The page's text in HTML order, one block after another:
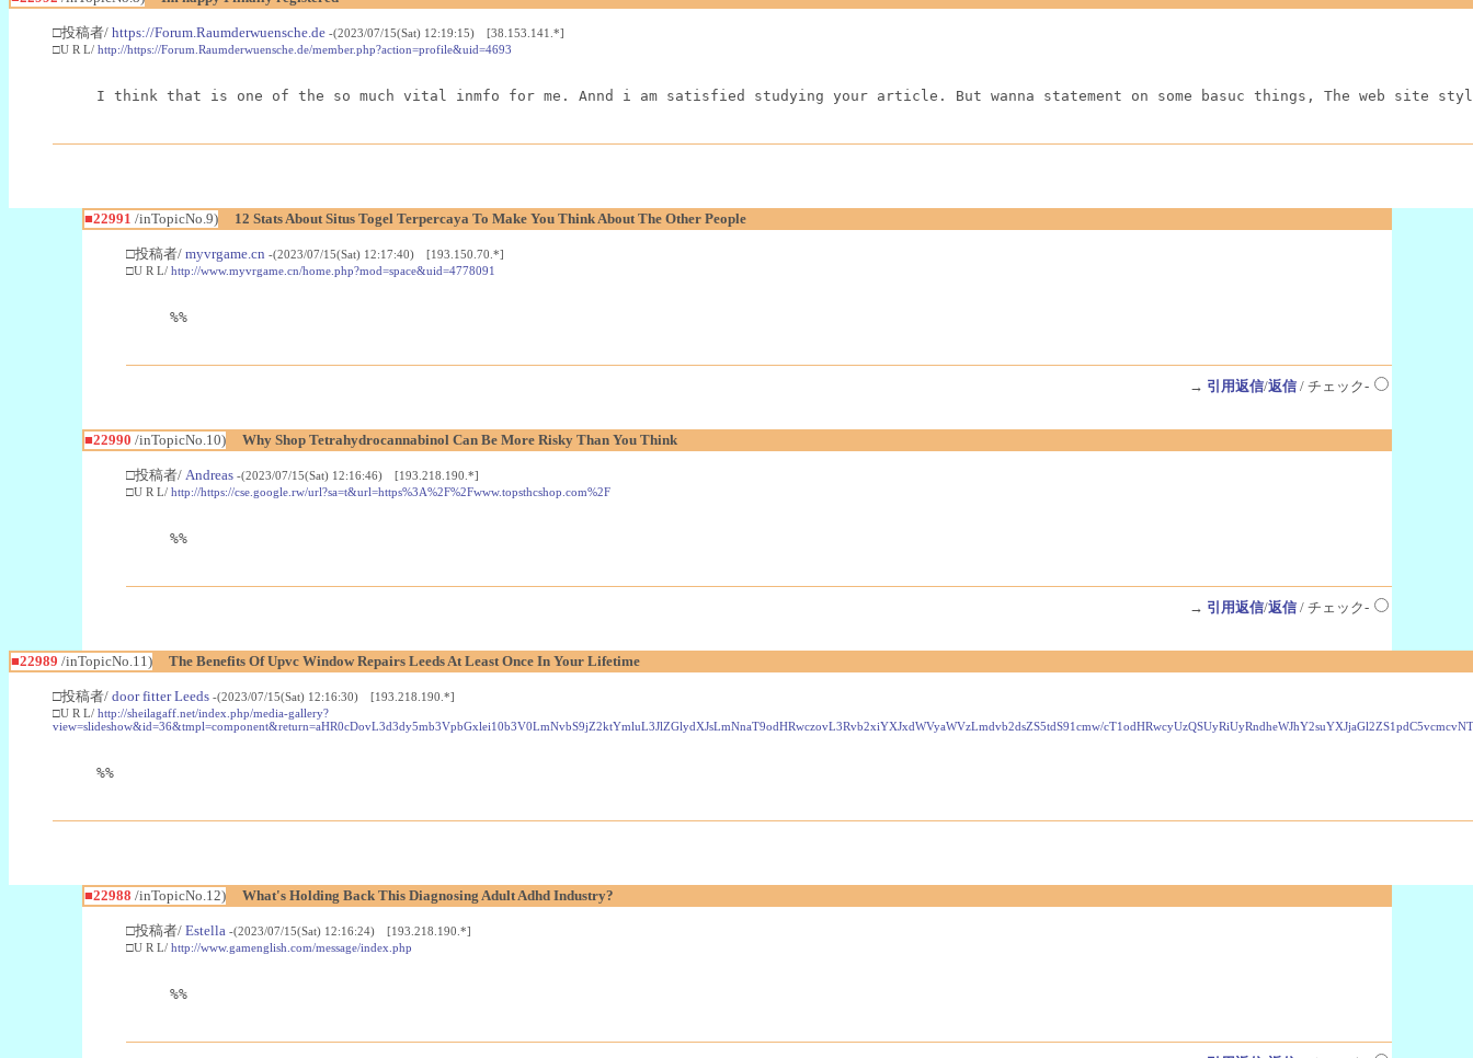
□投稿者/ https://Forum.Raumderwuensche.de -(2023/07/15(Sat) 12:19:15) [38.153.141.*]
□U R L/ http://https://Forum.Raumderwuensche.de/member.php?action=profile&uid=4693
I think that is one of the so much vital inmfo for me. Annd i am satisfied studying your article. But wanna statement on some basuc things, The web
■22991 /inTopicNo.9) 12 Stats About Situs Togel Terpercaya To Make You Think About The Other People
□投稿者/ myvrgame.cn -(2023/07/15(Sat) 12:17:40) [193.150.70.*]
□U R L/ http://www.myvrgame.cn/home.php?mod=space&uid=4778091
%%
→ 引用返信/返信/ チェック-
■22990 /inTopicNo.10) Why Shop Tetrahydrocannabinol Can Be More Risky Than You Think
□投稿者/ Andreas -(2023/07/15(Sat) 12:16:46) [193.218.190.*]
□U R L/ http://https://cse.google.rw/url?sa=t&url=https%3A%2F%2Fwww.topsthcshop.com%2F
%%
→ 引用返信/返信/ チェック-
■22989 /inTopicNo.11) The Benefits Of Upvc Window Repairs Leeds At Least Once In Your Lifetime
□投稿者/ door fitter Leeds -(2023/07/15(Sat) 12:16:30) [193.218.190.*]
□U R L/ http://sheilagaff.net/index.php/media-gallery?
view=slideshow&id=36&tmpl=component&return=aHR0cDovL3d3dy5mb3VpbGxlei10b3V0LmNvbS9jZ2ktYmluL3JlZGlydXJsLmNnaT9odHRwczovL3Rvb2xiYXJxdWVyaWVzLmdvb2dsZS5tdS91cmw/
%%
■22988 /inTopicNo.12) What's Holding Back This Diagnosing Adult Adhd Industry?
□投稿者/ Estella -(2023/07/15(Sat) 12:16:24) [193.218.190.*]
□U R L/ http://www.gamenglish.com/message/index.php
%%